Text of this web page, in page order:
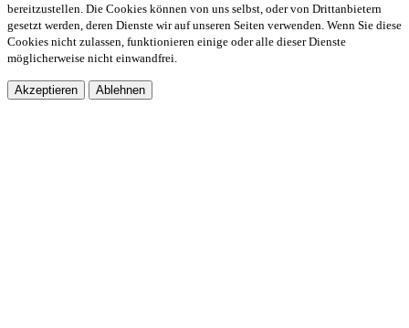
bereitzustellen. Die Cookies können von uns selbst, oder von Drittanbietern
gesetzt werden, deren Dienste wir auf unseren Seiten verwenden. Wenn Sie diese
Cookies nicht zulassen, funktionieren einige oder alle dieser Dienste
möglicherweise nicht einwandfrei.
Akzeptieren Ablehnen